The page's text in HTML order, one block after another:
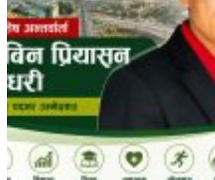
प्रहरी साहयक निरीक्षक कुलबहादुर बिककाे
प्रहरीले पायाे जग्गाधनी पुर्जा